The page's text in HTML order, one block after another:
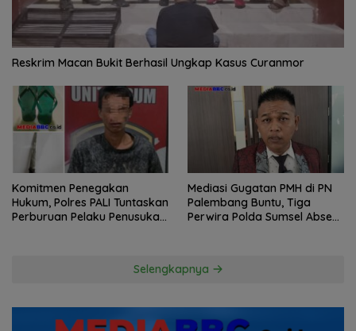
Reskrim Macan Bukit Berhasil Ungkap Kasus Curanmor
Komitmen Penegakan
Hukum, Polres PALI Tuntaskan
Perburuan Pelaku Penusukan
Mediasi Gugatan PMH di PN
Palembang Buntu, Tiga
Perwira Polda Sumsel Absen,
Selengkapnya